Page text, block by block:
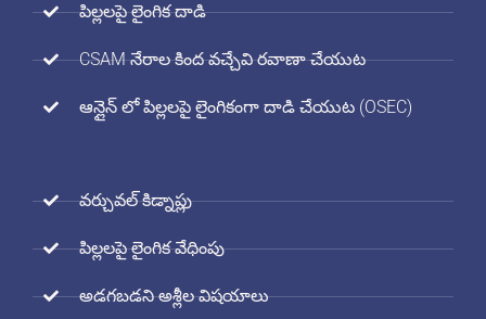
పిల్లలపై లైంగిక దాడి
CSAM నేరాల కింద వచ్చేవి రవాణా చేయుట
ఆన్లైన్ లో పిల్లలపై లైంగికంగా దాడి చేయుట (OSEC)
వర్చువల్ కిడ్నాప్లు
పిల్లలపై లైంగిక వేధింపు
అడగబడని అశ్లీల విషయాలు